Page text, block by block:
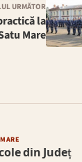
URMĂTOR
la
Mare
din Județ